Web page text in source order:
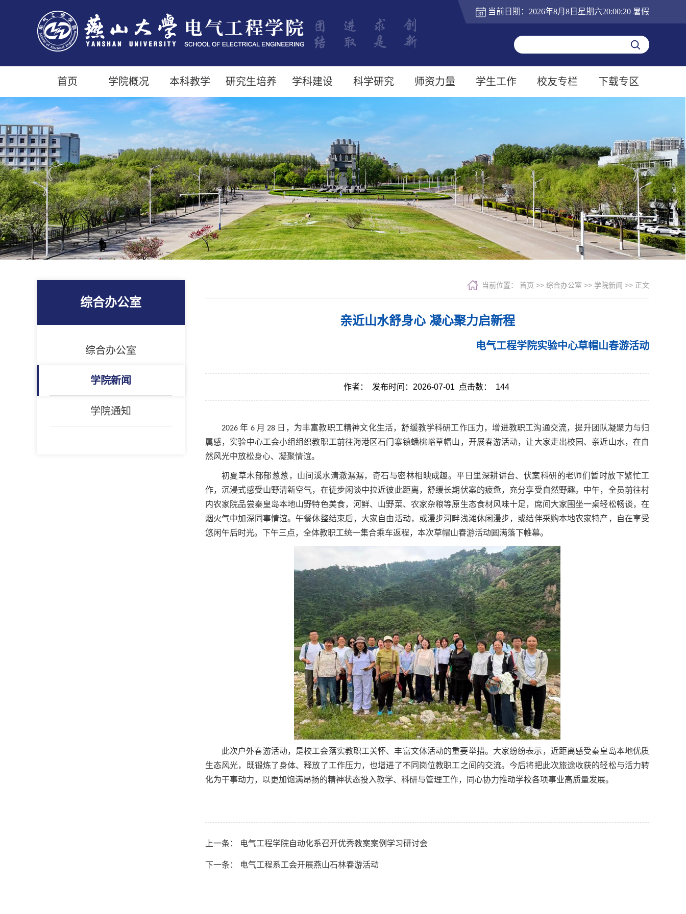
当前日期： 2026年8月8日星期六20:00:21 暑假
首页 学院概况 本科教学 研究生培养 学科建设 科学研究 师资力量 学生工作 校友专栏 下载专区
综合办公室
综合办公室
学院新闻
学院通知
当前位置： 首页 >> 综合办公室 >> 学院新闻 >> 正文
亲近山水舒身心 凝心聚力启新程
电气工程学院实验中心草帽山春游活动
作者： 发布时间：2026-07-01 点击数： 144
2026 年 6 月 28 日，为丰富教职工精神文化生活，舒缓教学科研工作压力，增进教职工沟通交流，提升团队凝聚力与归
属感，实验中心工会小组组织教职工前往海港区石门寨镇蟠桃峪草帽山，开展春游活动，让大家走出校园、亲近山水，在自
然风光中放松身心、凝聚情谊。
初夏草木郁郁葱葱，山间溪水清澈潺潺，奇石与密林相映成趣。平日里深耕讲台、伏案科研的老师们暂时放下繁忙工
作，沉浸式感受山野清新空气，在徒步闲谈中拉近彼此距离，舒缓长期伏案的疲惫，充分享受自然野趣。中午，全员前往村
内农家院品尝秦皇岛本地山野特色美食，河鲜、山野菜、农家杂粮等原生态食材风味十足，席间大家围坐一桌轻松畅谈，在
烟火气中加深同事情谊。午餐休整结束后，大家自由活动，或漫步河畔浅滩休闲漫步，或结伴采购本地农家特产，自在享受
悠闲午后时光。下午三点，全体教职工统一集合乘车返程，本次草帽山春游活动圆满落下帷幕。
此次户外春游活动，是校工会落实教职工关怀、丰富文体活动的重要举措。大家纷纷表示，近距离感受秦皇岛本地优质
生态风光，既锻炼了身体、释放了工作压力，也增进了不同岗位教职工之间的交流。今后将把此次旅途收获的轻松与活力转
化为干事动力，以更加饱满昂扬的精神状态投入教学、科研与管理工作，同心协力推动学校各项事业高质量发展。
上一条： 电气工程学院自动化系召开优秀教案案例学习研讨会
下一条： 电气工程系工会开展燕山石林春游活动